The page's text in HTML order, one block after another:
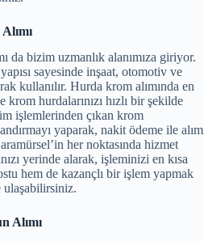
da bizim uzmanlık alanımıza giriyor.
sayesinde inşaat, otomotiv ve
kullanılır. Hurda krom alımında en
hurdalarınızı hızlı bir şekilde
işlemlerinden çıkan krom
yaparak, nakit ödeme ile alım
her noktasında hizmet
yerinde alarak, işleminizi en kısa
hem de kazançlı bir işlem yapmak
ulaşabilirsiniz.
Alımı